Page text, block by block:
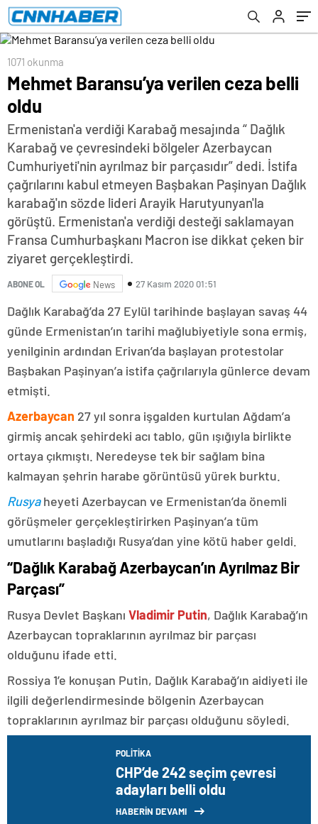
1071 okunma
Mehmet Baransu’ya verilen ceza belli
oldu
Ermenistan'a verdiği Karabağ mesajında “ Dağlık
Karabağ ve çevresindeki bölgeler Azerbaycan
Cumhuriyeti'nin ayrılmaz bir parçasıdır” dedi. İstifa
çağrılarını kabul etmeyen Başbakan Paşinyan Dağlık
karabağ'ın sözde lideri Arayik Harutyunyan'la
görüştü. Ermenistan'a verdiği desteği saklamayan
Fransa Cumhurbaşkanı Macron ise dikkat çeken bir
ziyaret gerçekleştirdi.
ABONE OL News 27 Kasım 2020 01:51
Dağlık Karabağ’da 27 Eylül tarihinde başlayan savaş 44
günde Ermenistan’ın tarihi mağlubiyetiyle sona ermiş,
yenilginin ardından Erivan’da başlayan protestolar
Başbakan Paşinyan’a istifa çağrılarıyla günlerce devam
etmişti.
Azerbaycan 27 yıl sonra işgalden kurtulan Ağdam’a
girmiş ancak şehirdeki acı tablo, gün ışığıyla birlikte
ortaya çıkmıştı. Neredeyse tek bir sağlam bina
kalmayan şehrin harabe görüntüsü yürek burktu.
Rusyaheyeti Azerbaycan ve Ermenistan’da önemli
görüşmeler gerçekleştirirken Paşinyan’a tüm
umutlarını başladığı Rusya’dan yine kötü haber geldi.
“Dağlık Karabağ Azerbaycan’ın Ayrılmaz Bir
Parçası”
Rusya Devlet Başkanı Vladimir Putin, Dağlık Karabağ’ın
Azerbaycan topraklarının ayrılmaz bir parçası
olduğunu ifade etti.
Rossiya 1’e konuşan Putin, Dağlık Karabağ’ın aidiyeti ile
ilgili değerlendirmesinde bölgenin Azerbaycan
topraklarının ayrılmaz bir parçası olduğunu söyledi.
POLITIKA
CHP’de 242 seçim çevresi
adayları belli oldu
HABERİN DEVAMI